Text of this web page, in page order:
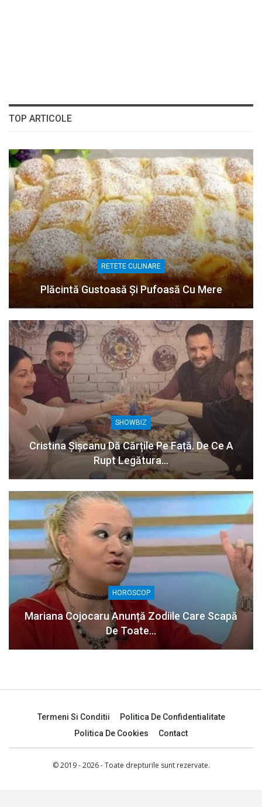
TOP ARTICOLE
RETETE CULINARE
Plăcintă Gustoasă Și Pufoasă Cu Mere
SHOWBIZ
Cristina Șișcanu Dă Cărțile Pe Față. De Ce A
Rupt Legătura…
HOROSCOP
Mariana Cojocaru Anunță Zodiile Care Scapă
De Toate…
Termeni Si Conditii
Politica De Confidentialitate
Politica De Cookies
Contact
© 2019 - 2026 - Toate drepturile sunt rezervate.